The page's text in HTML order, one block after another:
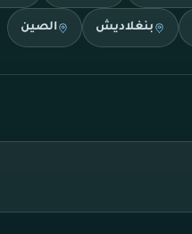
بنغلاديش الصين